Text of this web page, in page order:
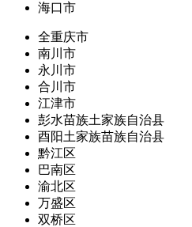
海口市
全重庆市
南川市
永川市
合川市
江津市
彭水苗族土家族自治县
酉阳土家族苗族自治县
黔江区
巴南区
渝北区
万盛区
双桥区